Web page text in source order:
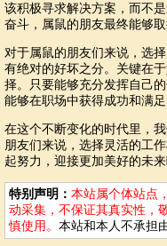
该积极寻求解决方案，而不
奋斗，属鼠的朋友最终能够
对于属鼠的朋友们来说，选
有绝对的好坏之分。关键在
择。只要能够充分发挥自己
能够在职场中获得成功和满足
在这个不断变化的时代里，
朋友们来说，选择灵活的工
起努力，迎接更加美好的未来
特别声明： 本站属个体站点
动采集，不保证其真实性，
慎使用。 本站和本人不承担